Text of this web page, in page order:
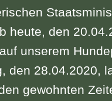
heute, den
unserem
den 28.04.2020,
gewohnten